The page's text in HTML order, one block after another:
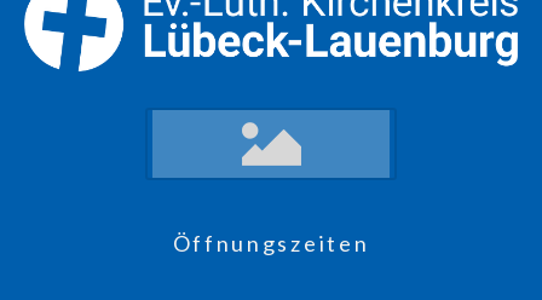
Öffnungszeiten